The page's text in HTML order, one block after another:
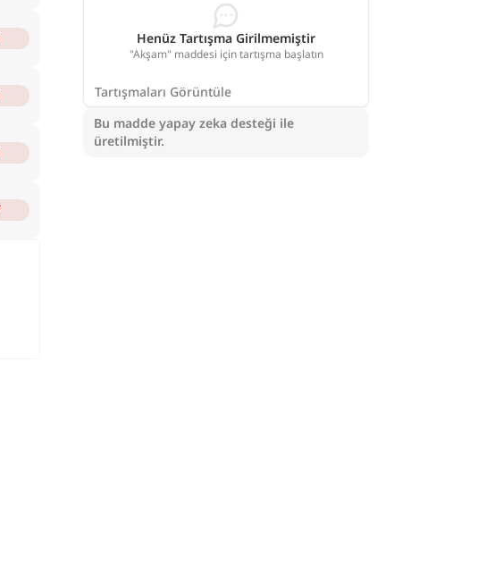
Henüz Tartışma Girilmemiştir
"Akşam" maddesi için tartışma başlatın
Tartışmaları Görüntüle
Bu madde yapay zeka desteği ile
üretilmiştir.